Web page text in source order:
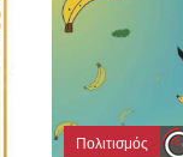
Πολιτισμός